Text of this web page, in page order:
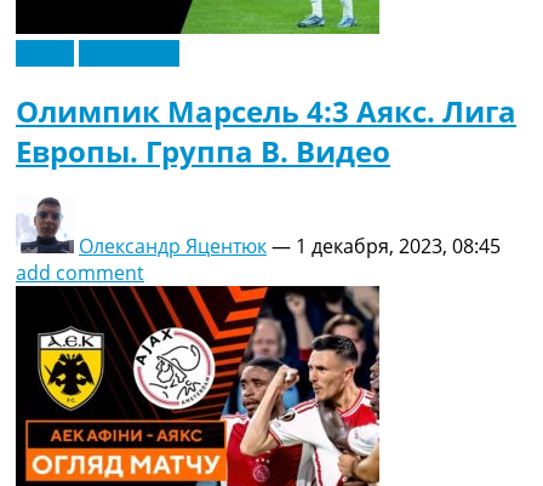
Олимпик Марсель 4:3 Аякс. Лига
Европы. Группа B. Видео
Олександр Яцентюк— 1 декабря, 2023, 08:45
add comment